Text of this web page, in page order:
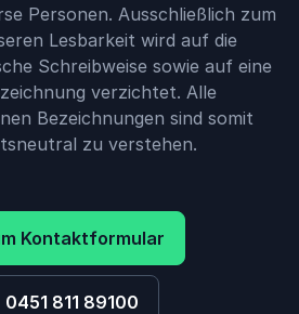
Personen. Ausschließlich zum
Lesbarkeit wird auf die
Schreibweise sowie auf eine
verzichtet. Alle
Bezeichnungen sind somit
zu verstehen.
Kontaktformular
0451 811 89100